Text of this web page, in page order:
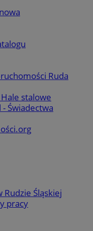
Ruda
stalowe
Świadectwa
Rudzie Śląskiej
pracy